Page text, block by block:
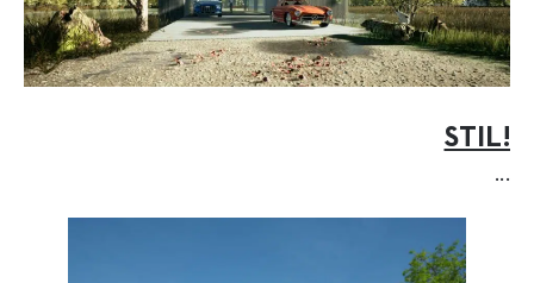
STIL!
...